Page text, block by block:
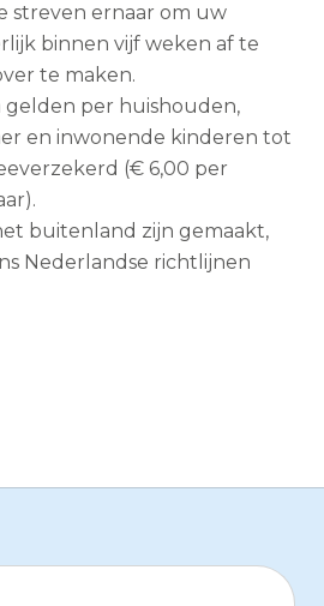
streven ernaar om uw
binnen vijf weken af te
te maken.
gelden per huishouden,
en inwonende kinderen tot
(€ 6,00 per
buitenland zijn gemaakt,
Nederlandse richtlijnen